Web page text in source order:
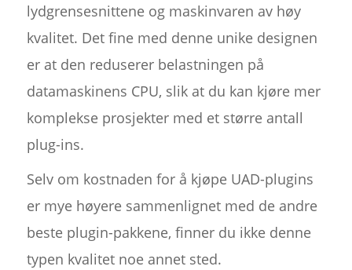
lydgrensesnittene og maskinvaren av høy
kvalitet. Det fine med denne unike designen
er at den reduserer belastningen på
datamaskinens CPU, slik at du kan kjøre mer
komplekse prosjekter med et større antall
plug-ins.
Selv om kostnaden for å kjøpe UAD-plugins
er mye høyere sammenlignet med de andre
beste plugin-pakkene, finner du ikke denne
typen kvalitet noe annet sted.